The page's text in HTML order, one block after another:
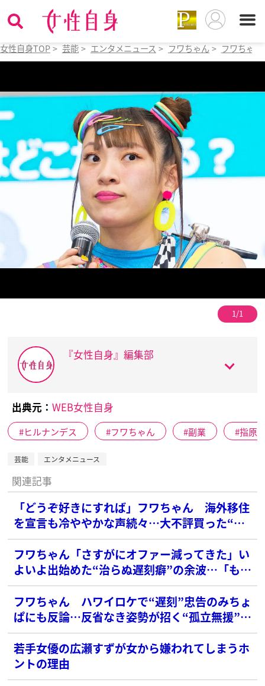
女性自身TOP > 芸能 > エンタメニュース > フワちゃん > フワちゃ
1/1
『女性自身』編集部
出典元： WEB女性自身
ヒルナンデス フワちゃん 副業 指原
芸能 エンタメニュース
関連記事
「どうぞ好きにすれば」フワちゃん 海外移住
を宣言も冷ややかな声続々…大不評買った“深
刻な遅刻癖”
フワちゃん「さすがにオファー減ってきた」い
よいよ出始めた“治らぬ遅刻癖”の余波…「もう
飽きた」の辛辣業界評も
フワちゃん ハワイロケで“遅刻”忠告のみちょ
ぱにも反論…反省なき姿勢が招く“孤立無援”の
危機
若手女優の広瀬すずが女から嫌われてしまうホ
ントの理由